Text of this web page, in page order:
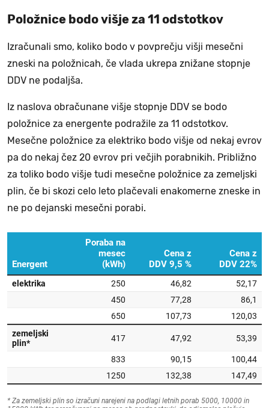
Položnice bodo višje za 11 odstotkov
Izračunali smo, koliko bodo v povprečju višji mesečni
zneski na položnicah, če vlada ukrepa znižane stopnje
DDV ne podaljša.
Iz naslova obračunane višje stopnje DDV se bodo
položnice za energente podražile za 11 odstotkov.
Mesečne položnice za elektriko bodo višje od nekaj evrov
pa do nekaj čez 20 evrov pri večjih porabnikih. Približno
za toliko bodo višje tudi mesečne položnice za zemeljski
plin, če bi skozi celo leto plačevali enakomerne zneske in
ne po dejanski mesečni porabi.